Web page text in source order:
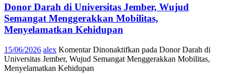
Donor Darah di Universitas Jember, Wujud
Semangat Menggerakkan Mobilitas,
Menyelamatkan Kehidupan
15/06/2026 alex Komentar Dinonaktifkan pada Donor Darah di
Universitas Jember, Wujud Semangat Menggerakkan Mobilitas,
Menyelamatkan Kehidupan